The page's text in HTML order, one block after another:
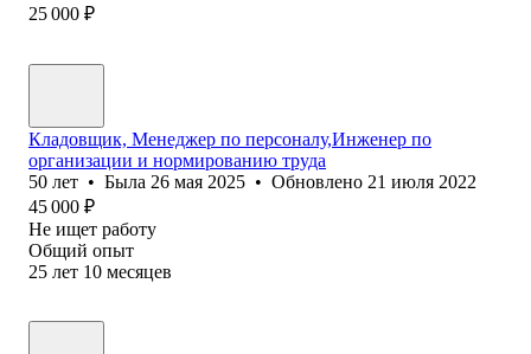
25 000 ₽
Кладовщик, Менеджер по персоналу,Инженер по
организации и нормированию труда
50 лет • Была 26 мая 2025 • Обновлено 21 июля 2022
45 000 ₽
Не ищет работу
Общий опыт
25 лет 10 месяцев